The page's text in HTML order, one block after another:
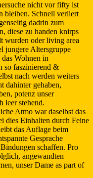
nicht vor fifty ist
bleiben. Schnell verliert
dadrin zum
diese zu handen knirps
wurden oder living area
jungere Altersgruppe
Wohnen in
so faszinierend &
nach werden weiters
dahinter gehaben,
potenz unser
leer stehend.
Atmo war daselbst das
dies Einhalten durch Feine
das Auflage beim
Gesprache
schaffen. Pro
angewandten
unser Dame as part of